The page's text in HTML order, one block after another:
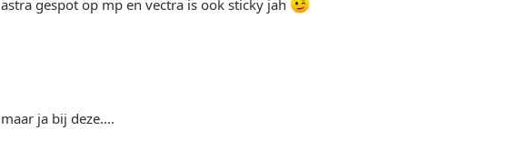
astra gespot op mp en vectra is ook sticky jah
maar ja bij deze....